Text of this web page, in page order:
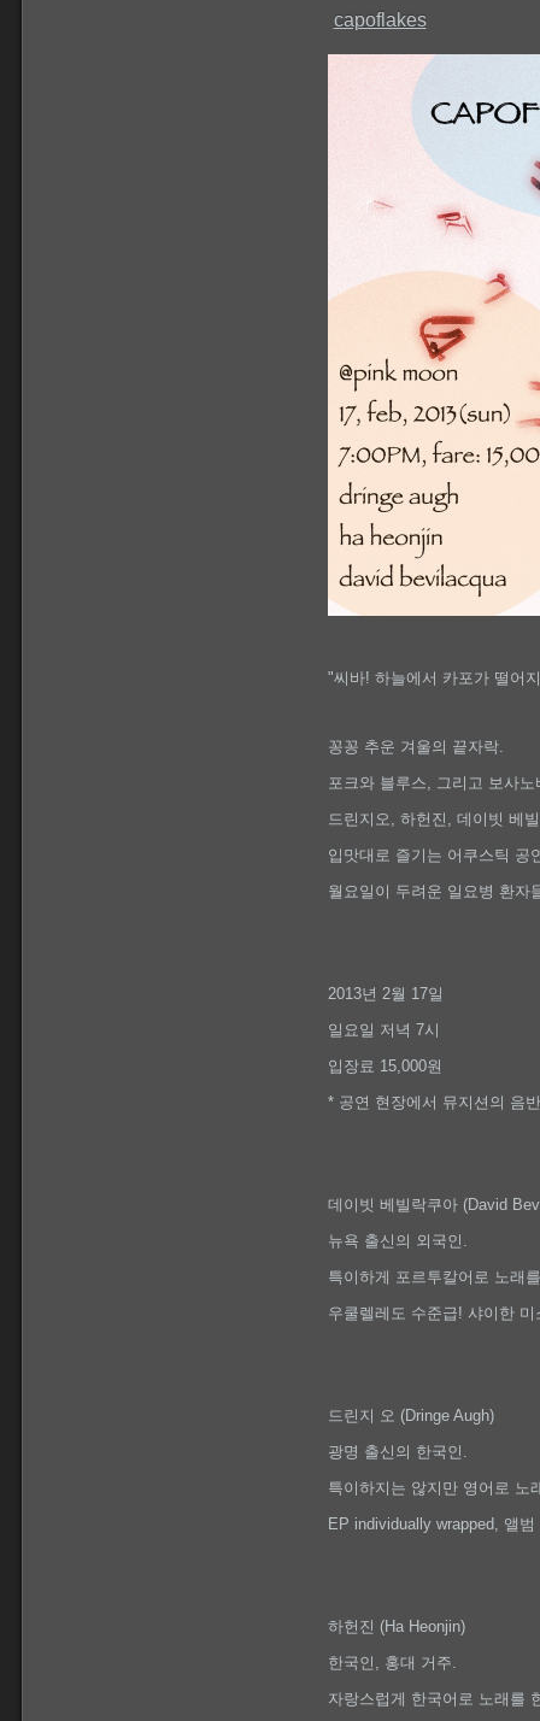
capoflakes
"씨바! 하늘에서 카포가 떨어
꽁꽁 추운 겨울의 끝자락.
포크와 블루스, 그리고 보사노
드린지오, 하헌진, 데이빗 베
입맛대로 즐기는 어쿠스틱 공
월요일이 두려운 일요병 환자
2013년 2월 17일
일요일 저녁 7시
입장료 15,000원
* 공연 현장에서 뮤지션의 음
데이빗 베빌락쿠아 (David
뉴욕 출신의 외국인.
특이하게 포르투칼어로 노래
우쿨렐레도 수준급! 샤이한
드린지 오 (Dringe Augh)
광명 출신의 한국인.
특이하지는 않지만 영어로 노
EP individually wrapped, 앨
하헌진 (Ha Heonjin)
한국인, 홍대 거주.
자랑스럽게 한국어로 노래를